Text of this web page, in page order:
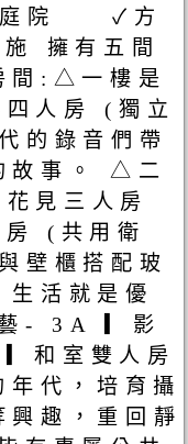
庭院 ✓方
擁有五間
間:△一樓是
人房 (獨立
的錄音們帶
故事。 △二
見三人房
(共用衛
壁櫃搭配玻
生活就是優
藝- 3A ▎影
室雙人房
代，培育攝
興趣，重回靜